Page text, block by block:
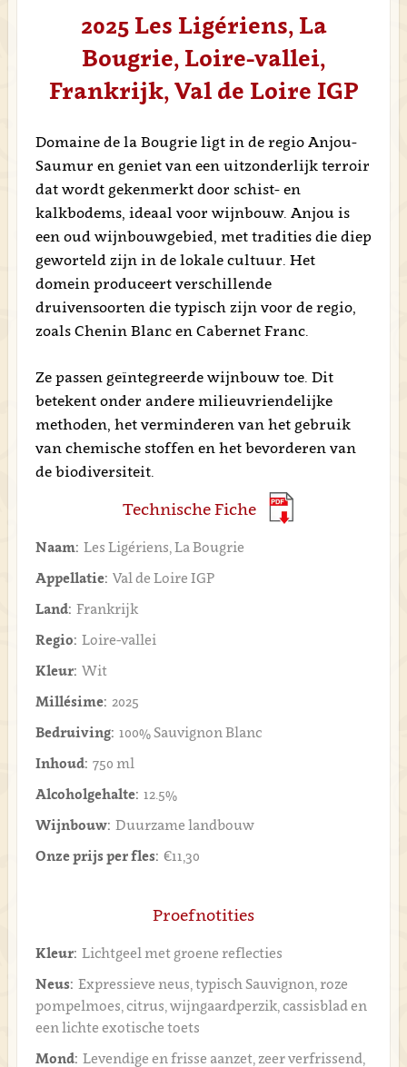
2025 Les Ligériens, La
Bougrie, Loire-vallei,
Frankrijk, Val de Loire IGP
Domaine de la Bougrie ligt in de regio Anjou-
Saumur en geniet van een uitzonderlijk terroir
dat wordt gekenmerkt door schist- en
kalkbodems, ideaal voor wijnbouw. Anjou is
een oud wijnbouwgebied, met tradities die diep
geworteld zijn in de lokale cultuur. Het
domein produceert verschillende
druivensoorten die typisch zijn voor de regio,
zoals Chenin Blanc en Cabernet Franc.
Ze passen geïntegreerde wijnbouw toe. Dit
betekent onder andere milieuvriendelijke
methoden, het verminderen van het gebruik
van chemische stoffen en het bevorderen van
de biodiversiteit.
Technische Fiche
Naam: Les Ligériens, La Bougrie
Appellatie: Val de Loire IGP
Land: Frankrijk
Regio: Loire-vallei
Kleur: Wit
Millésime: 2025
Bedruiving: 100% Sauvignon Blanc
Inhoud: 750 ml
Alcoholgehalte: 12.5%
Wijnbouw: Duurzame landbouw
Onze prijs per fles: €11,30
Proefnotities
Kleur: Lichtgeel met groene reflecties
Neus: Expressieve neus, typisch Sauvignon, roze
pompelmoes, citrus, wijngaardperzik, cassisblad en
een lichte exotische toets
Mond: Levendige en frisse aanzet, zeer verfrissend,